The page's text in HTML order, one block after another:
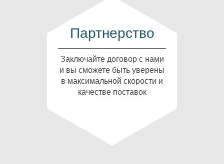
Партнерство
Заключайте договор с нами
и вы сможете быть уверены
в максимальной скорости и
качестве поставок